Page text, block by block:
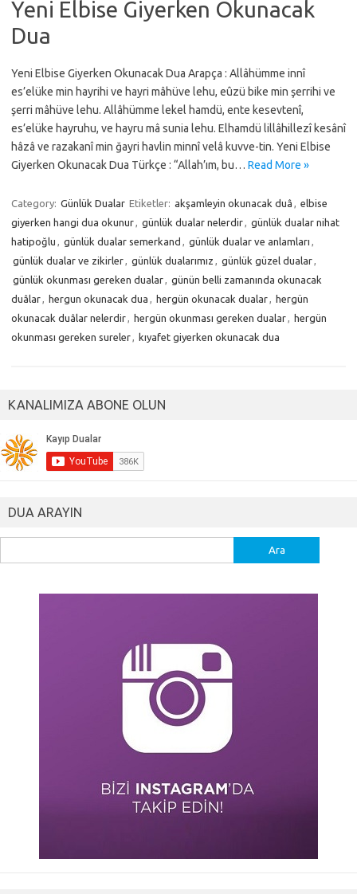
Yeni Elbise Giyerken Okunacak
Dua
Yeni Elbise Giyerken Okunacak Dua Arapça : Allâhümme innî
es’elüke min hayrihi ve hayri mâhüve lehu, eûzü bike min şerrihi ve
şerri mâhüve lehu. Allâhümme lekel hamdü, ente kesevtenî,
es’elüke hayruhu, ve hayru mâ sunia lehu. Elhamdü lillâhillezî kesânî
hâzâ ve razakanî min ğayri havlin minnî velâ kuvve-tin. Yeni Elbise
Giyerken Okunacak Dua Türkçe : “Allah’ım, bu… Read More »
Category: Günlük Dualar Etiketler: akşamleyin okunacak duâ , elbise
giyerken hangi dua okunur, günlük dualar nelerdir, günlük dualar nihat
hatipoğlu , günlük dualar semerkand , günlük dualar ve anlamları ,
günlük dualar ve zikirler, günlük dualarımız , günlük güzel dualar,
günlük okunması gereken dualar, günün belli zamanında okunacak
duâlar, hergun okunacak dua , hergün okunacak dualar, hergün
okunacak duâlar nelerdir, hergün okunması gereken dualar, hergün
okunması gereken sureler, kıyafet giyerken okunacak dua
KANALIMIZA ABONE OLUN
DUA ARAYIN